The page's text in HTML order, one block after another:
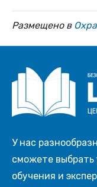
Размещено в
У нас
сможете
обучения и